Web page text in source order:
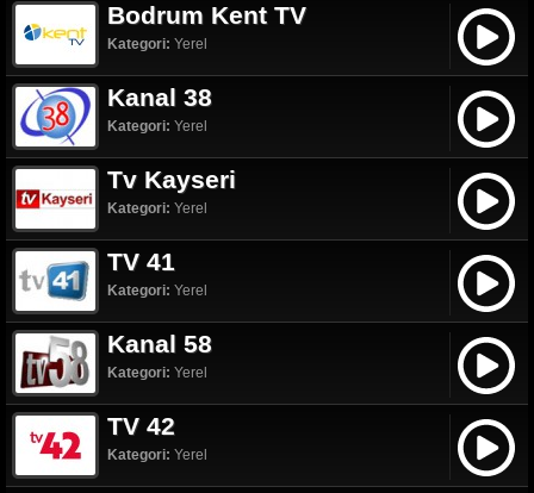
Bodrum Kent TV
Kategori: Yerel
Kanal 38
Kategori: Yerel
Tv Kayseri
Kategori: Yerel
TV 41
Kategori: Yerel
Kanal 58
Kategori: Yerel
TV 42
Kategori: Yerel